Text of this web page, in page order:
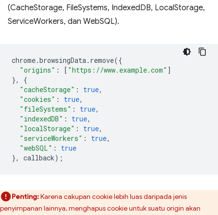
(CacheStorage, FileSystems, IndexedDB, LocalStorage,
ServiceWorkers, dan WebSQL).
chrome.browsingData. remove({
"origins" : [ "https://www.example.com" ]
},
{
"cacheStorage" : true,
"cookies" : true,
"fileSystems" : true,
"indexedDB" : true,
"localStorage" : true,
"serviceWorkers" : true,
"webSQL" :
true
},
callback);
Penting:Karena cakupan cookie lebih luas daripada jenis
penyimpanan lainnya, menghapus cookie untuk suatu origin akan